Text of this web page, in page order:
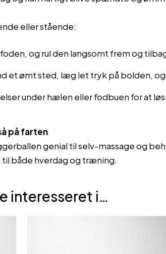
eller stående:
og rul den langsomt frem og
et ømt sted, læg let tryk på bolden,
under hælen eller fodbuen for at
på farten
genial til selv-massage og
til både hverdag og træning.
interesseret i…